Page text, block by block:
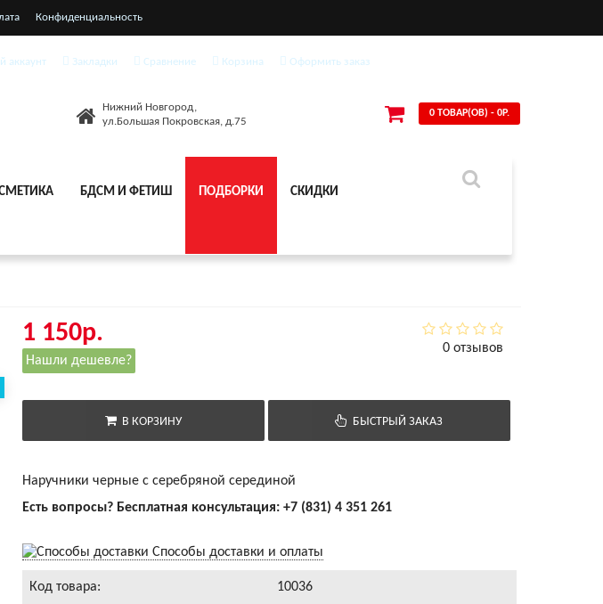
Конфиденциальность
аккаунт Закладки Сравнение Корзина Оформить заказ
Нижний Новгород,
ул.Большая Покровская, д.75
0 ТОВАР(ОВ) - 0Р.
БДСМ И ФЕТИШ ПОДБОРКИ СКИДКИ
0 отзывов
1 150р.
Нашли дешевле?
В КОРЗИНУ БЫСТРЫЙ ЗАКАЗ
Наручники черные с серебряной серединой
Есть вопросы? Бесплатная консультация: +7 (831) 4 351 261
Способы доставки и оплаты
Код товара: 10036